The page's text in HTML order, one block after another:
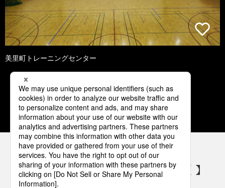
美里町トレーニングセンター
1 2 3 4 5
パナソニックの電気設備 SNSアカウント